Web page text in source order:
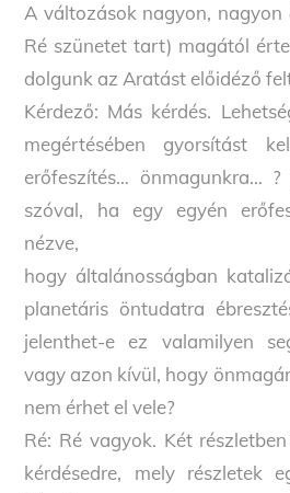
A változások nagyon, nagyon
Ré szünetet tart) magától
dolgunk az Aratást előidéző
Kérdező: Más kérdés.
megértésében gyorsítást
erőfeszítés… önmagunkra…
szóval, ha egy egyén
nézve,
hogy általánosságban
planetáris öntudatra
jelenthet-e ez valamilyen
vagy azon kívül, hogy
nem érhet el vele?
Ré: Ré vagyok. Két
kérdésedre, mely részletek